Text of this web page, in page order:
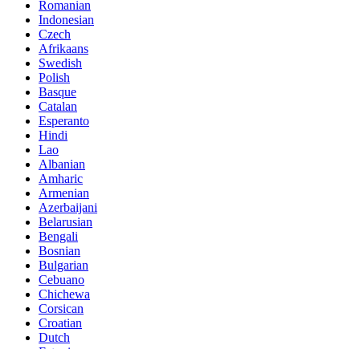
Romanian
Indonesian
Czech
Afrikaans
Swedish
Polish
Basque
Catalan
Esperanto
Hindi
Lao
Albanian
Amharic
Armenian
Azerbaijani
Belarusian
Bengali
Bosnian
Bulgarian
Cebuano
Chichewa
Corsican
Croatian
Dutch